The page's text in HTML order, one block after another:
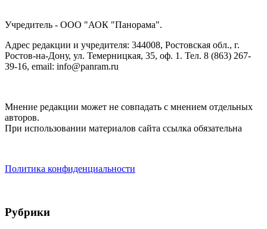
Учредитель - ООО "АОК "Панорама".
Адрес редакции и учредителя: 344008, Ростовская обл., г.
Ростов-на-Дону, ул. Темерницкая, 35, оф. 1. Тел. 8 (863) 267-
39-16, email: info@panram.ru
Мнение редакции может не совпадать с мнением отдельных
авторов.
При использовании материалов сайта ссылка обязательна
Политика конфиденциальности
Рубрики